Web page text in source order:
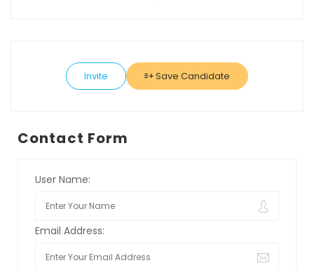
Invite Save Candidate
Contact Form
User Name:
Email Address: